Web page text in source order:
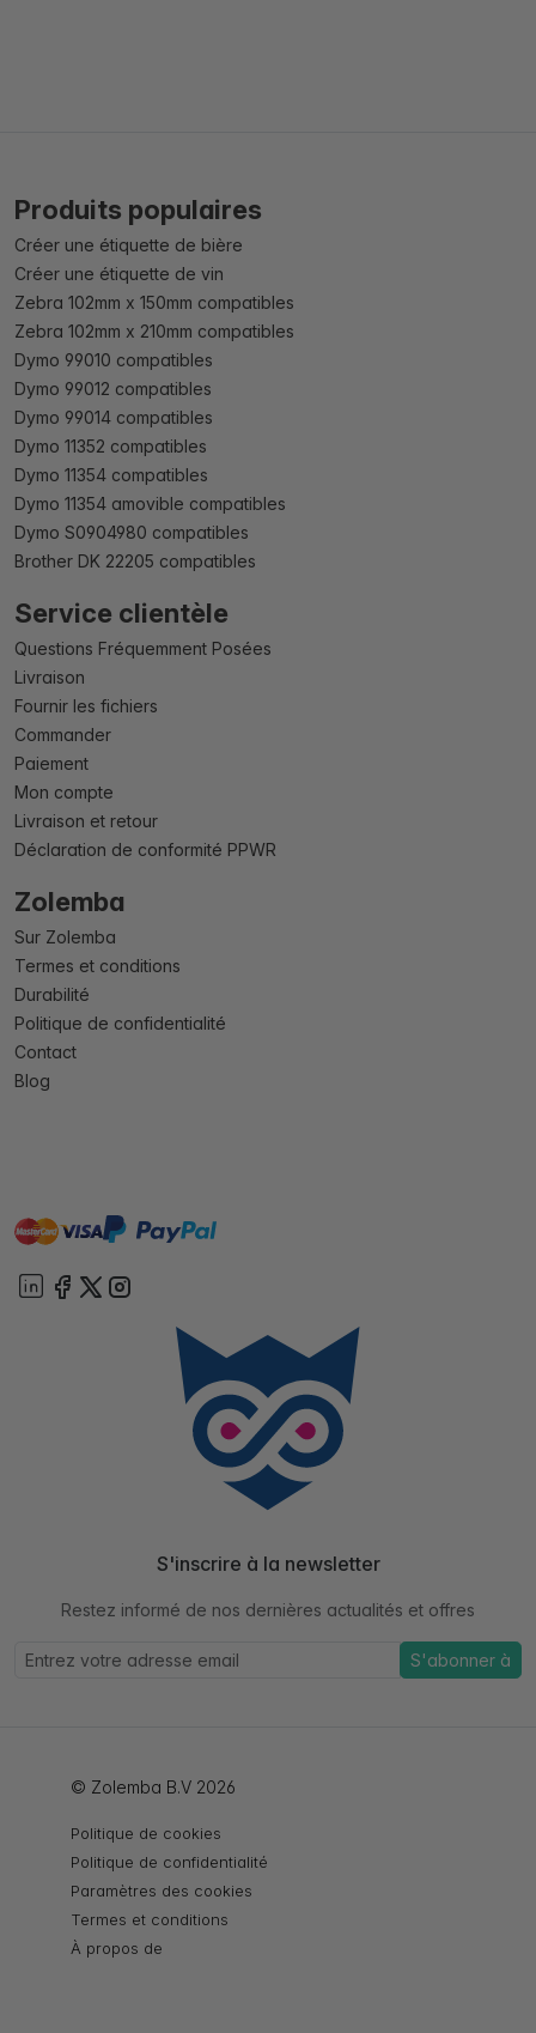
Produits populaires
Créer une étiquette de bière
Créer une étiquette de vin
Zebra 102mm x 150mm compatibles
Zebra 102mm x 210mm compatibles
Dymo 99010 compatibles
Dymo 99012 compatibles
Dymo 99014 compatibles
Dymo 11352 compatibles
Dymo 11354 compatibles
Dymo 11354 amovible compatibles
Dymo S0904980 compatibles
Brother DK 22205 compatibles
Service clientèle
Questions Fréquemment Posées
Livraison
Fournir les fichiers
Commander
Paiement
Mon compte
Livraison et retour
Déclaration de conformité PPWR
Zolemba
Sur Zolemba
Termes et conditions
Durabilité
Politique de confidentialité
Contact
Blog
mastervisa paypal
S'inscrire à la newsletter
Restez informé de nos dernières actualités et offres
S'abonner à
© Zolemba B.V 2026
Politique de cookies
Politique de confidentialité
Paramètres des cookies
Termes et conditions
À propos de